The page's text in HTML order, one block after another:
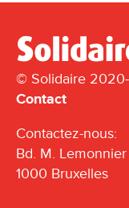
© Solidaire
Contact
Contactez-nous:
Bd. M. Lemonnier
1000 Bruxelles